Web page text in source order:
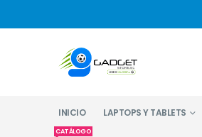
INICIO LAPTOPS Y TABLETS
CATÁLOGO